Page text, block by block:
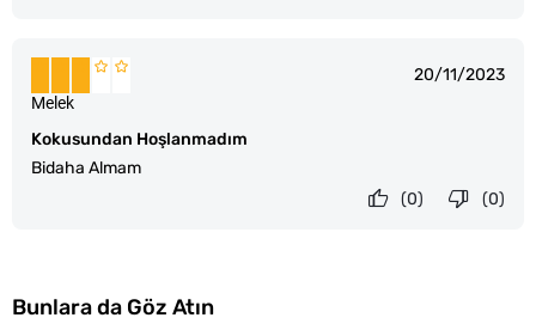
20/11/2023
Kokusundan Hoşlanmadım
Bidaha Almam
Melek
(0)
(0)
Bunlara da Göz Atın